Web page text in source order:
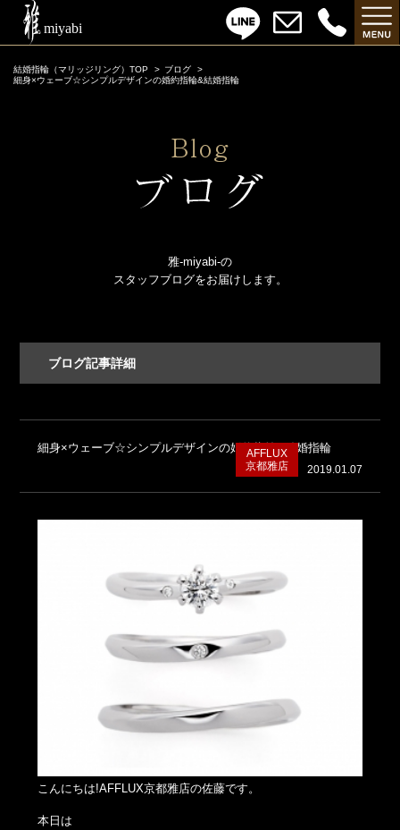
結婚指輪（マリッジリング）TOP
ブログ
細身×ウェーブ☆シンプルデザインの婚約指輪&結婚指輪
雅-miyabi-の
スタッフブログをお届けします。
ブログ記事詳細
細身×ウェーブ☆シンプルデザインの婚約指輪&結婚指輪
2019.01.07
AFFLUX
京都雅店
こんにちは!AFFLUX京都雅店の佐藤です。
本日は